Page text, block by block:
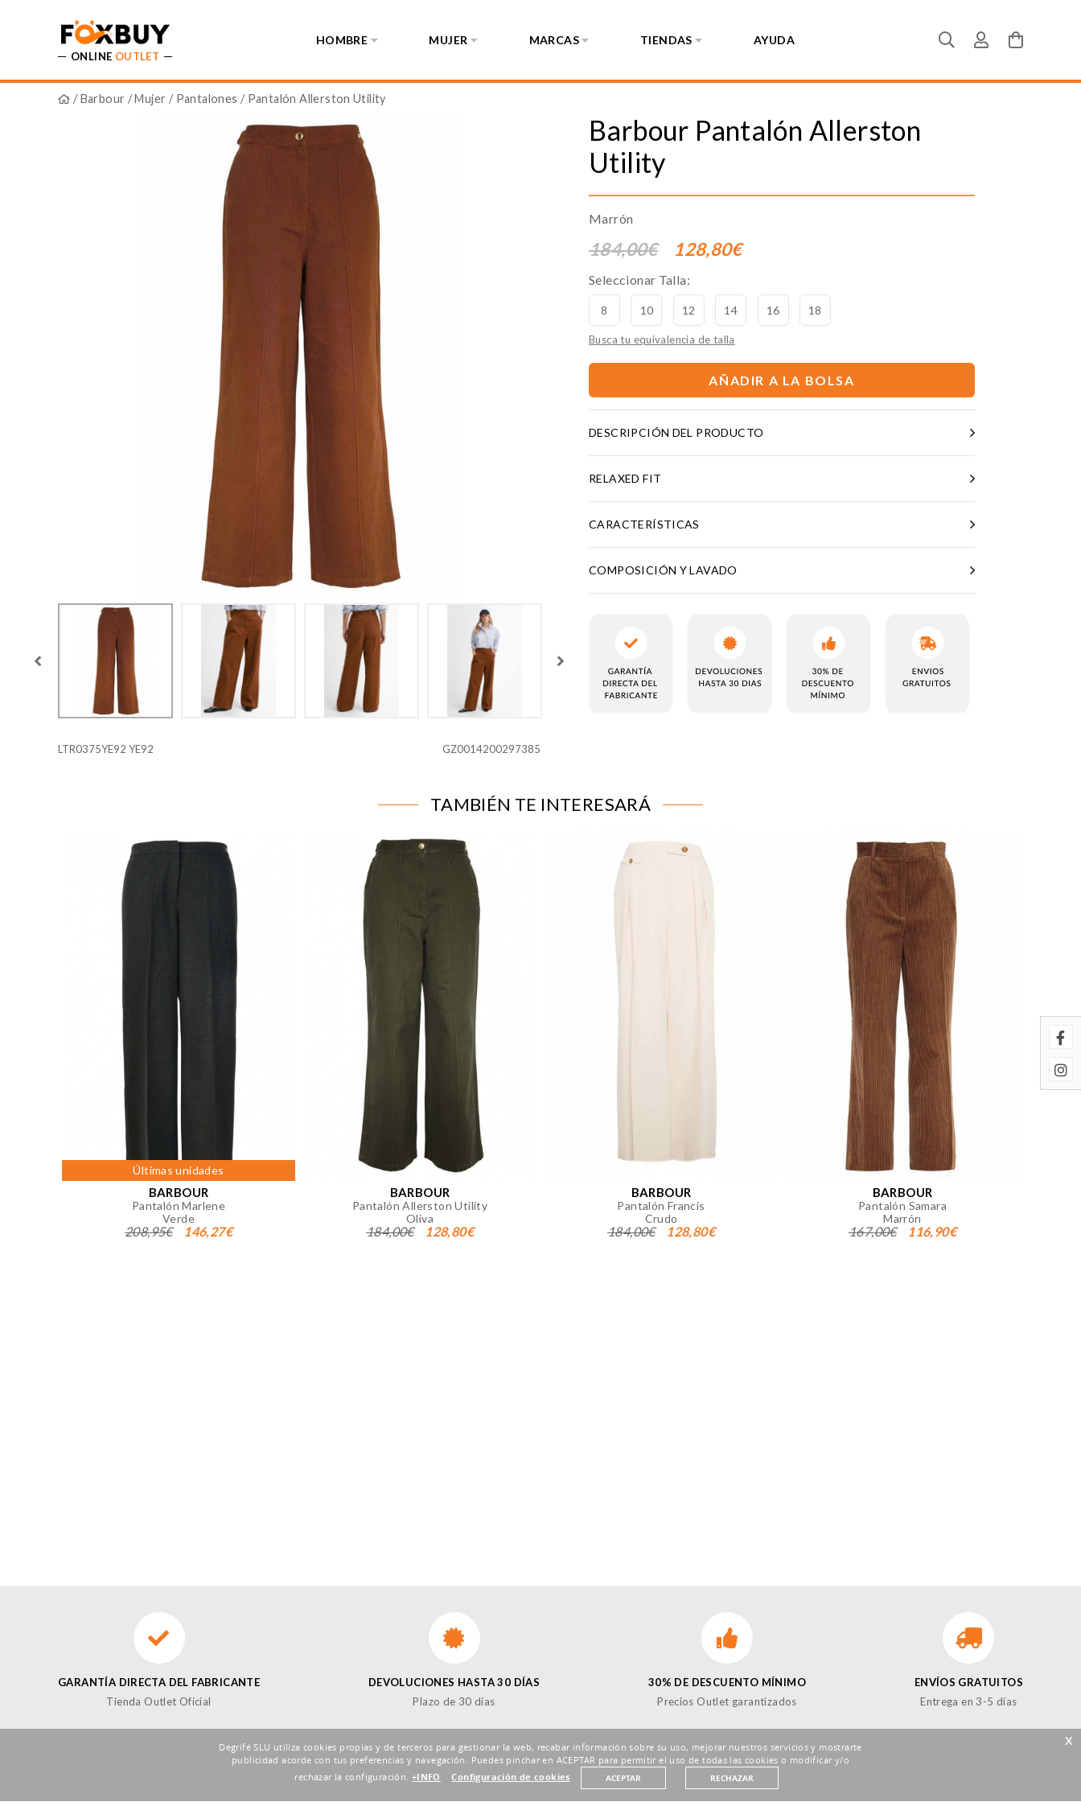
ONLINE OUTLET
HOMBRE MUJER MARCAS TIENDAS AYUDA
/Barbour /Mujer / Pantalones / Pantalón Allerston Utility
LTR0375YE92 YE92 GZ0014200297385
Barbour Pantalón Allerston
Utility
Marrón
184,00€ 128,80€
Seleccionar Talla:
8 10 12 14 16 18
Busca tu equivalencia de talla
AÑADIR A LA BOLSA
DESCRIPCIÓN DEL PRODUCTO
RELAXED FIT
CARACTERÍSTICAS
COMPOSICIÓN Y LAVADO
TAMBIÉN TE INTERESARÁ
Últimas unidades
BARBOUR
Pantalón Marlene
Verde
208,95€ 146,27€
BARBOUR
Pantalón Allerston Utility
Oliva
184,00€ 128,80€
BARBOUR
Pantalón Francis
Crudo
184,00€ 128,80€
BARBOUR
Pantalón Samara
Marrón
167,00€ 116,90€
GARANTÍA DIRECTA DEL FABRICANTE
Tienda Outlet Oficial
DEVOLUCIONES HASTA 30 DÍAS
Plazo de 30 días
30% DE DESCUENTO MÍNIMO
Precios Outlet garantizados
ENVÍOS GRATUITOS
Entrega en 3-5 días
SUSCRÍBETE A LA NEWSLETTER DE FOXBUY
¡SÍGUENOS EN LAS REDES!
x
Degrifé SLU utiliza cookies propias y de terceros para gestionar la web, recabar información sobre su uso, mejorar nuestros servicios y mostrarte
publicidad acorde con tus preferencias y navegación. Puedes pinchar en ACEPTAR para permitir el uso de todas las cookies o modificar y/o
rechazar la configuración. +INFO Configuración de cookies ACEPTAR RECHAZAR
CONFIGURACIÓN DE COOKIES
almacenan ninguna información de identificación personal.
Estas cookies nos permiten contar las visitas y fuentes de tráfico para poder evaluar el rendimiento de nuestro sitio y
mejorarlo. Nos ayudan a saber qué páginas son las más o menos visitadas, y cómo los visitantes navegan por el sitio. Toda la
información que recogen estas cookies es agregada y, por lo tanto, es anónima.
Cookies de preferencias
Estas cookies permiten a la página web recordar información que cambia la forma en que la página se comporta o el aspecto
que tiene, como su idioma preferido o la región en la que usted se encuentra.
Cookies de marketing
Estas cookies se utilizan para rastrear a los visitantes en las páginas web. La intención es mostrar anuncios relevantes y
atractivos para el usuario individual.
GUARDAR CONFIGURACIÓN
Puedes volver a configurar tus cookies desde la sección "Configuración de cookies" al pie de la página. También puedes consultar
política de cookies